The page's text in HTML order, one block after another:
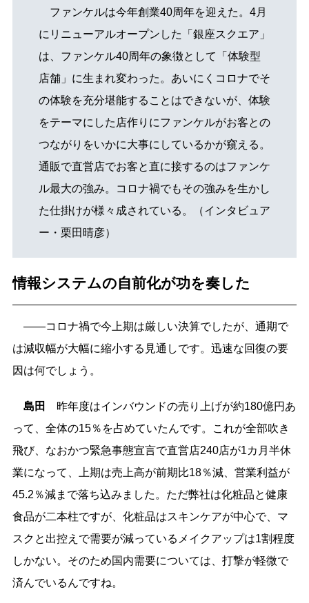
ファンケルは今年創業40周年を迎えた。4月
にリニューアルオープンした「銀座スクエア」
は、ファンケル40周年の象徴として「体験型
店舗」に生まれ変わった。あいにくコロナでそ
の体験を充分堪能することはできないが、体験
をテーマにした店作りにファンケルがお客との
つながりをいかに大事にしているかが窺える。
通販で直営店でお客と直に接するのはファンケ
ル最大の強み。コロナ禍でもその強みを生かし
た仕掛けが様々成されている。（インタビュア
ー・栗田晴彦）
情報システムの自前化が功を奏した
――コロナ禍で今上期は厳しい決算でしたが、通期で
は減収幅が大幅に縮小する見通しです。迅速な回復の要
因は何でしょう。
島田
昨年度はインバウンドの売り上げが約180億円あ
って、全体の15％を占めていたんです。これが全部吹き
飛び、なおかつ緊急事態宣言で直営店240店が1カ月半休
業になって、上期は売上高が前期比18％減、営業利益が
45.2％減まで落ち込みました。ただ弊社は化粧品と健康
食品が二本柱ですが、化粧品はスキンケアが中心で、マ
スクと出控えで需要が減っているメイクアップは1割程度
しかない。そのため国内需要については、打撃が軽微で
済んでいるんですね。